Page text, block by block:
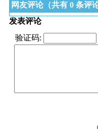
网友评论（共有 0 条评
发表评论
验证码: